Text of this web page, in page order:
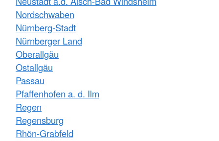
Nordschwaben
Nürnberg-Stadt
Nürnberger Land
Oberallgäu
Ostallgäu
Passau
Pfaffenhofen a. d. Ilm
Regen
Regensburg
Rhön-Grabfeld